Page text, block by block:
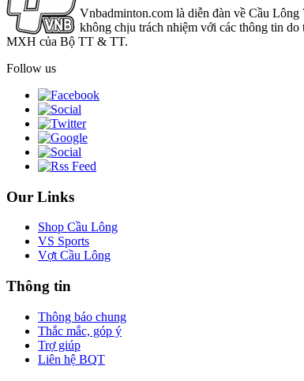
Vnbadminton.com là diễn đàn về Cầu
không chịu trách nhiệm với các thông tin
MXH của Bộ TT & TT.
Follow us
Our Links
Shop Cầu Lông
VS Sports
Vợt Cầu Lông
Thông tin
Thông báo chung
Thắc mắc, góp ý
Trợ giúp
Liên hệ BQT